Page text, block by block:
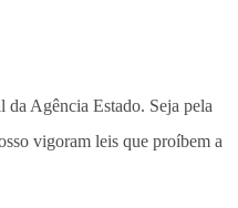
da Agência Estado. Seja pela
vigoram leis que proíbem a